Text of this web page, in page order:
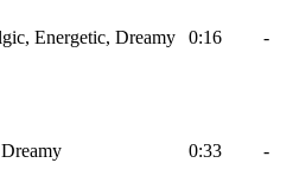
Energetic, Dreamy 0:16 -
0:33 -